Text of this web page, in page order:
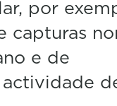
por
capturas
e de